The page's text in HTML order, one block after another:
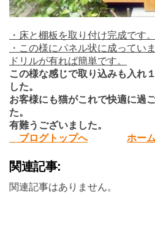
・床と棚板を取り付け完成です。
・この様にパネル状に成ってい
ドリルが有れば簡単です。
この様な感じで取り込みも入れ
した。
お客様にも猫がこれで快適に過
た。
有難うございました。
ブログトップへ
ホー
関連記事:
関連記事はありません。